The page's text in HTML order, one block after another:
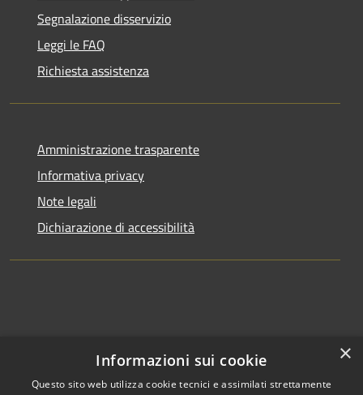
Segnalazione disservizio
Leggi le FAQ
Richiesta assistenza
Amministrazione trasparente
Informativa privacy
Note legali
Dichiarazione di accessibilità
×
Informazioni sui cookie
Questo sito web utilizza cookie tecnici e assimilati strettamente